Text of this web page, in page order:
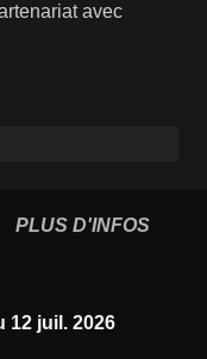
avec
PLUS D'INFOS
12 juil. 2026